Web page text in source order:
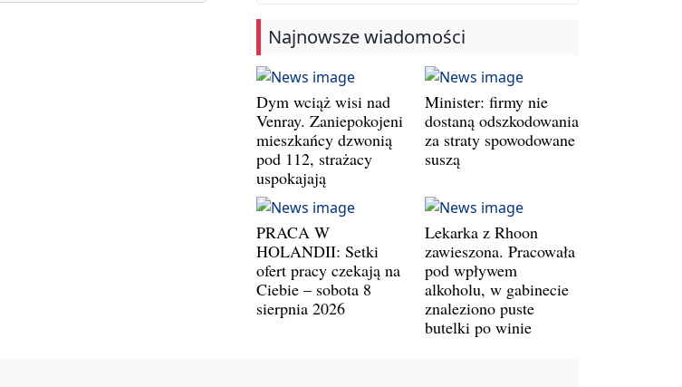
Najnowsze wiadomości
Dym wciąż wisi nad
Venray. Zaniepokojeni
mieszkańcy dzwonią
pod 112, strażacy
uspokajają
Minister: firmy nie
dostaną odszkodowania
za straty spowodowane
suszą
PRACA W
HOLANDII: Setki
ofert pracy czekają na
Ciebie – sobota 8
sierpnia 2026
Lekarka z Rhoon
zawieszona. Pracowała
pod wpływem
alkoholu, w gabinecie
znaleziono puste
butelki po winie